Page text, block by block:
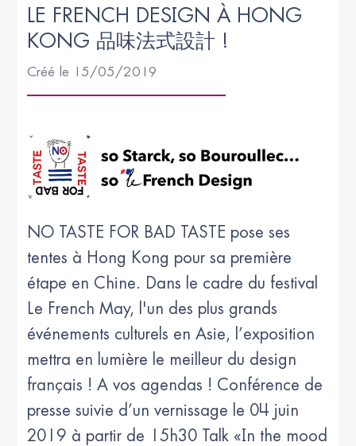
LE FRENCH DESIGN À HONG
KONG 品味法式設計 !
Créé le 15/05/2019
NO TASTE FOR BAD TASTE pose ses
tentes à Hong Kong pour sa première
étape en Chine. Dans le cadre du festival
Le French May, l'un des plus grands
événements culturels en Asie, l’exposition
mettra en lumière le meilleur du design
français ! A vos agendas ! Conférence de
presse suivie d’un vernissage le 04 juin
2019 à partir de 15h30 Talk «In the mood